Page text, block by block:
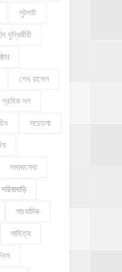
লুটপাট
বুদ্ধিজীবী
শেখ রাসেল
শ্রমিক দল
সচেতনা
সমাজসেবা
সরিষাবাড়ি
সাংবাদিক
সাহিত্য